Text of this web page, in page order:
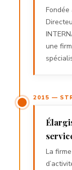
Fondée
une
2015 —
La